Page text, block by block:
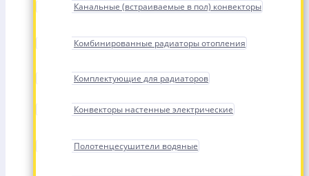
Канальные (встраиваемые в пол) конвекторы
Комбинированные радиаторы отопления
Комплектующие для радиаторов
Конвекторы настенные электрические
Полотенцесушители водяные